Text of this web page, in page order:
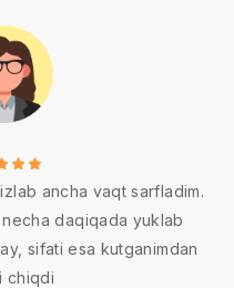
ancha vaqt sarfladim.
daqiqada yuklab
sifati esa kutganimdan
chiqdi